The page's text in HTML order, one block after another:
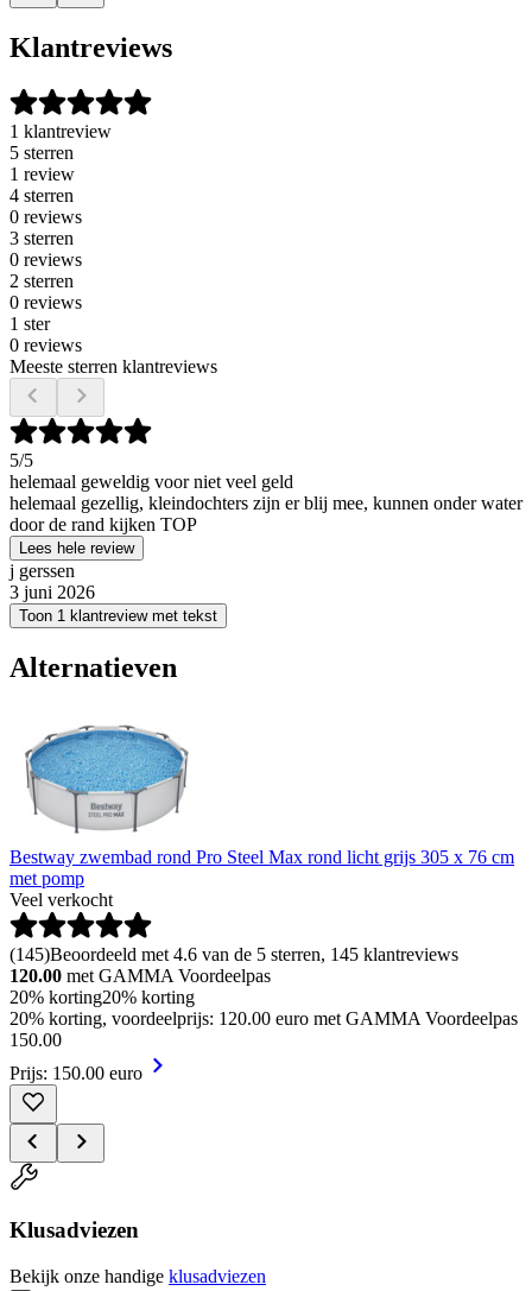
Klantreviews
1 klantreview
5 sterren
1 review
4 sterren
0 reviews
3 sterren
0 reviews
2 sterren
0 reviews
1 ster
0 reviews
Meeste sterren klantreviews
5/5
helemaal geweldig voor niet veel geld
helemaal gezellig, kleindochters zijn er blij mee, kunnen onder water
door de rand kijken TOP
Lees hele review
j gerssen
3 juni 2026
Toon 1 klantreview met tekst
Alternatieven
Bestway zwembad rond Pro Steel Max rond licht grijs 305 x 76 cm
met pomp
Veel verkocht
(145)Beoordeeld met 4.6 van de 5 sterren, 145 klantreviews
120.00 met GAMMA Voordeelpas
20% korting20% korting
20% korting, voordeelprijs: 120.00 euro met GAMMA Voordeelpas
150.00
Prijs: 150.00 euro
Klusadviezen
Bekijk onze handige klusadviezen